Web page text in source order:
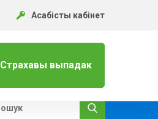
Асабісты кабінет
Страхавы выпадак